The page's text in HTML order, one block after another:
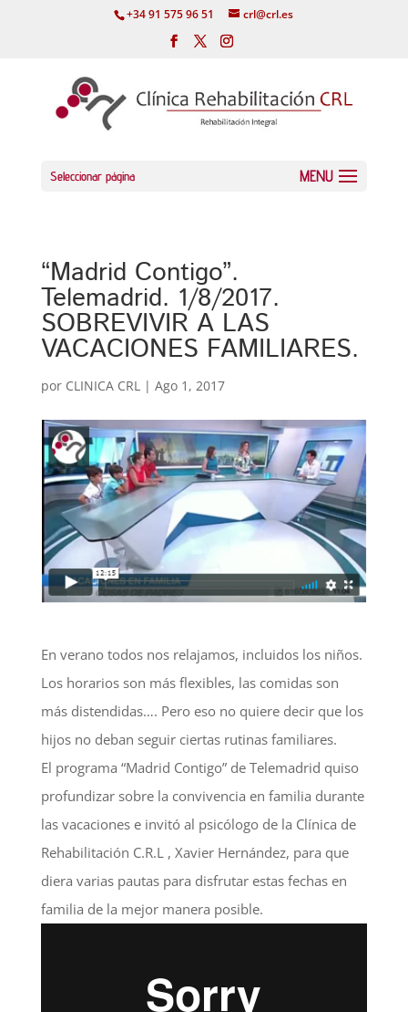
+34 91 575 96 51 crl@crl.es
Seleccionar página
“Madrid Contigo”.
Telemadrid. 1/8/2017.
SOBREVIVIR A LAS
VACACIONES FAMILIARES.
por CLINICA CRL| Ago 1, 2017
En verano todos nos relajamos, incluidos los niños.
Los horarios son más flexibles, las comidas son
más distendidas…. Pero eso no quiere decir que los
hijos no deban seguir ciertas rutinas familiares.
El programa “Madrid Contigo” de Telemadrid quiso
profundizar sobre la convivencia en familia durante
las vacaciones e invitó al psicólogo de la Clínica de
Rehabilitación C.R.L , Xavier Hernández, para que
diera varias pautas para disfrutar estas fechas en
familia de la mejor manera posible.